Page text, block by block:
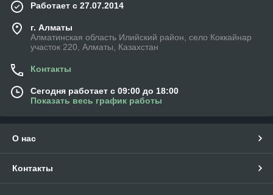
Работает с 27.07.2014
г. Алматы
Алматинская область Илийский район, село Коккайнар
участок 220, Алматы, Казахстан
Контакты
Сегодня работает с 09:00 до 18:00
Показать весь график работы
О нас
Контакты